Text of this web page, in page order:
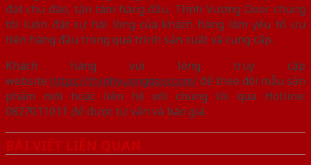
đặt chu đáo, tận tâm hàng đầu, Thịnh Vượng Door chúng
tôi luôn đặt sự hài lòng của khách hàng làm yếu tố ưu
tiên hàng đầu trong quá trình sản xuất và cung cấp.
Khách hàng vui lòng truy cập
website https://thinhvuongdoor.com/ để theo dõi mẫu sản
phẩm mới hoặc liên hệ với chúng tôi qua Hotline:
0827011011 để được tư vấn và báo giá.
BÀI VIẾT LIÊN QUAN